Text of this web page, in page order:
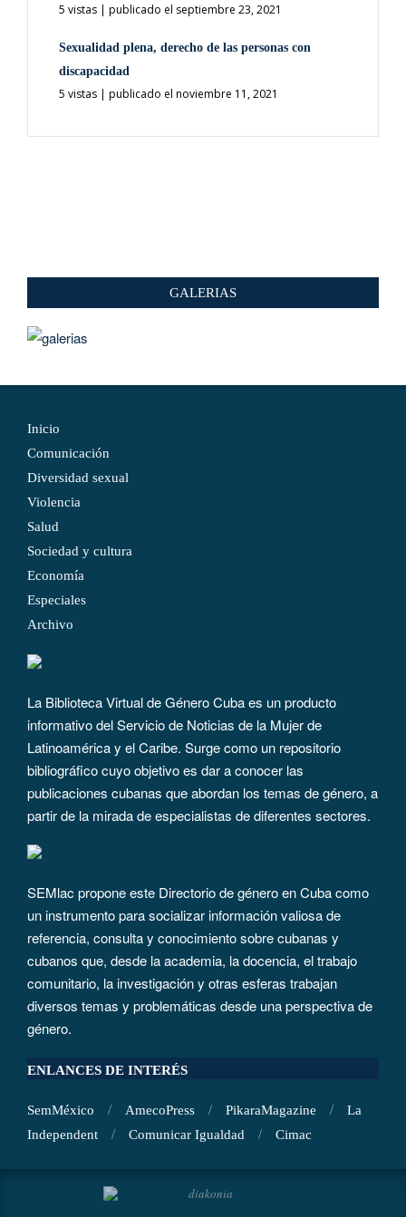
5 vistas | publicado el septiembre 23, 2021
Sexualidad plena, derecho de las personas con
discapacidad
5 vistas | publicado el noviembre 11, 2021
GALERIAS
Inicio
Comunicación
Diversidad sexual
Violencia
Salud
Sociedad y cultura
Economía
Especiales
Archivo
La Biblioteca Virtual de Género Cuba es un producto
informativo del Servicio de Noticias de la Mujer de
Latinoamérica y el Caribe. Surge como un repositorio
bibliográfico cuyo objetivo es dar a conocer las
publicaciones cubanas que abordan los temas de género, a
partir de la mirada de especialistas de diferentes sectores.
SEMlac propone este Directorio de género en Cuba como
un instrumento para socializar información valiosa de
referencia, consulta y conocimiento sobre cubanas y
cubanos que, desde la academia, la docencia, el trabajo
comunitario, la investigación y otras esferas trabajan
diversos temas y problemáticas desde una perspectiva de
género.
ENLANCES DE INTERÉS
SemMéxico AmecoPress PikaraMagazine
La
Independent
Comunicar Igualdad Cimac